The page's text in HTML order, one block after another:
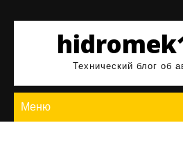
содержимому
Технический блог об
Меню